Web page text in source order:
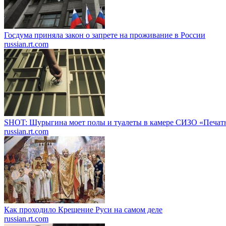
Госдума приняла закон о запрете на проживание в России
russian.rt.com
SHOT: Шурыгина моет полы и туалеты в камере СИЗО
russian.rt.com
Как проходило Крещение Руси на самом деле
russian.rt.com